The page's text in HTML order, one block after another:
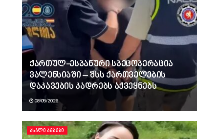
ქართულ-ესპანური სპეცოპერაცია
ვალენსიაში – შსს ქართველების
დაკავების კადრებს აქვეყნებს
08/05/2026
ᲐᲮᲐᲚᲘ ᲐᲛᲑᲔᲑᲘ